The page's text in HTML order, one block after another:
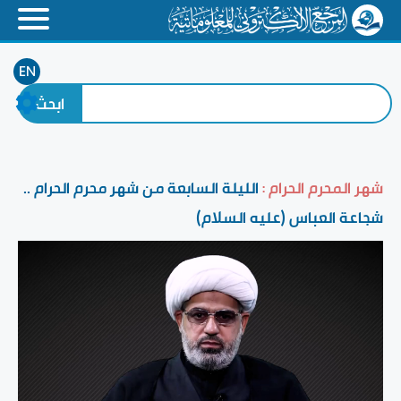
EN
شهر المحرم الحرام :الليلة السابعة من شهر محرم الحرام ..
شجاعة العباس (عليه السلام)